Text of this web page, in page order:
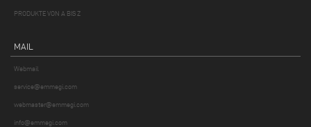
PRODUKTE VON A BIS Z
MAIL
Webmail
service@emmegi.com
webmaster@emmegi.com
info@emmegi.com